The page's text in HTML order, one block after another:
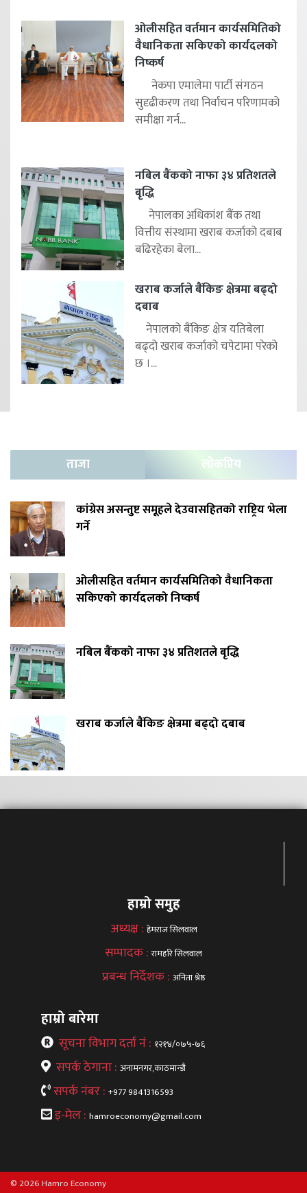
ओलीसहित वर्तमान कार्यसमितिको
वैधानिकता सकिएको कार्यदलको
निष्कर्ष
नेकपा एमालेमा पार्टी संगठन
सुदृढीकरण तथा निर्वाचन परिणामको
समीक्षा गर्न...
नबिल बैंकको नाफा ३४ प्रतिशतले
बृद्धि
नेपालका अधिकांश बैंक तथा
वित्तीय संस्थामा खराब कर्जाको दबाब
बढिरहेका बेला...
खराब कर्जाले बैंकिङ क्षेत्रमा बढ्दो
दबाब
नेपालको बैंकिङ क्षेत्र यतिबेला
बढ्दो खराब कर्जाको चपेटामा परेको
छ ।...
ताजा लोकप्रिय
कांग्रेस असन्तुष्ट समूहले देउवासहितको राष्ट्रिय भेला
गर्ने
ओलीसहित वर्तमान कार्यसमितिको वैधानिकता
सकिएको कार्यदलको निष्कर्ष
नबिल बैंकको नाफा ३४ प्रतिशतले बृद्धि
खराब कर्जाले बैंकिङ क्षेत्रमा बढ्दो दबाब
हाम्रो समुह
अध्यक्ष : हेमराज सिलवाल
सम्पादक :रामहरि सिलवाल
प्रबन्ध निर्देशक : अनिता श्रेष्ठ
हाम्रो बारेमा
सूचना विभाग दर्ता नं : १२१४/०७५-७६
सपर्क ठेगाना : अनामनगर,काठमान्डौ
सपर्क नंबर : +977 9841316593
इ-मेल : hamroeconomy@gmail.com
© 2026 Hamro Economy